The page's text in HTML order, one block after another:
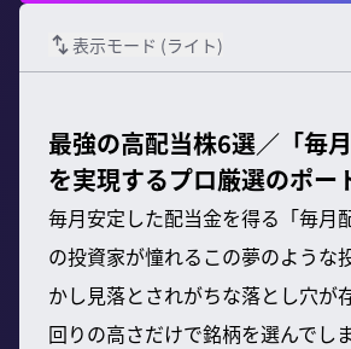
表示モード (ライト)
最強の高配当株6選／「毎月
を実現するプロ厳選のポー
毎月安定した配当金を得る「毎月
の投資家が憧れるこの夢のような
かし見落とされがちな落とし穴が
回りの高さだけで銘柄を選んでし